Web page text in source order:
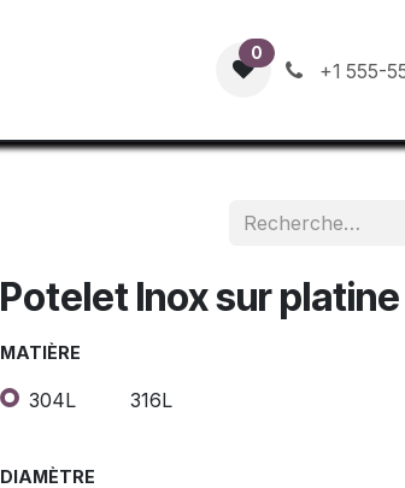
Documentation
0
+1 555-
Potelet Inox sur
MATIÈRE
304L 316L
DIAMÈTRE